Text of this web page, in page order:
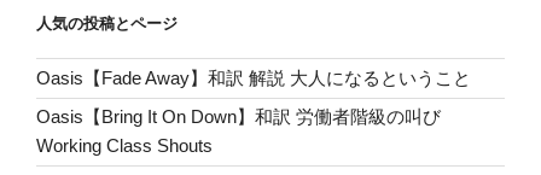
ド
シ
ー
ズ
ン
a
e
ss
er e
b
o
o
人気の投稿とページ
Oasis【Fade Away】和訳 解説 大人になるということ
Oasis【Bring It On Down】和訳 労働者階級の叫び
Working Class Shouts